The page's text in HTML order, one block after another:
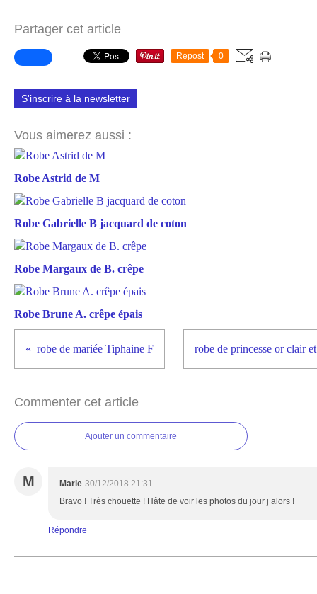
Partager cet article
Repost 0
S'inscrire à la newsletter
Vous aimerez aussi :
Robe Astrid de M
Robe Gabrielle B jacquard de coton
Robe Margaux de B. crêpe
Robe Brune A. crêpe épais
robe de mariée Tiphaine F robe de princesse or clair
Commenter cet article
Ajouter un commentaire
M Marie 30/12/2018 21:31
Bravo ! Très chouette ! Hâte de voir les photos du jour j alors !
Répondre